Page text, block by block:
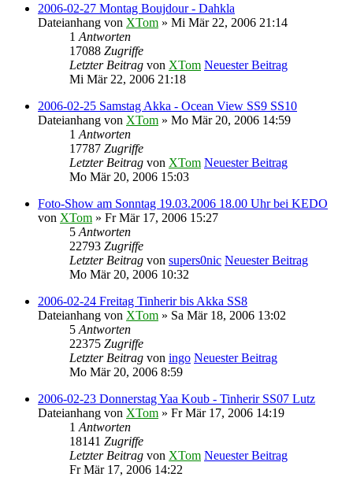
2006-02-27 Montag Boujdour - Dahkla
Dateianhang von XTom » Mi Mär 22, 2006 21:14
1 Antworten
17088 Zugriffe
Letzter Beitrag von XTom Neuester Beitrag
Mi Mär 22, 2006 21:18
2006-02-25 Samstag Akka - Ocean View SS9 SS10
Dateianhang von XTom » Mo Mär 20, 2006 14:59
1 Antworten
17787 Zugriffe
Letzter Beitrag von XTom Neuester Beitrag
Mo Mär 20, 2006 15:03
Foto-Show am Sonntag 19.03.2006 18.00 Uhr bei KEDO
von XTom » Fr Mär 17, 2006 15:27
5 Antworten
22793 Zugriffe
Letzter Beitrag von supers0nic Neuester Beitrag
Mo Mär 20, 2006 10:32
2006-02-24 Freitag Tinherir bis Akka SS8
Dateianhang von XTom » Sa Mär 18, 2006 13:02
5 Antworten
22375 Zugriffe
Letzter Beitrag von ingo Neuester Beitrag
Mo Mär 20, 2006 8:59
2006-02-23 Donnerstag Yaa Koub - Tinherir SS07 Lutz
Dateianhang von XTom » Fr Mär 17, 2006 14:19
1 Antworten
18141 Zugriffe
Letzter Beitrag von XTom Neuester Beitrag
Fr Mär 17, 2006 14:22